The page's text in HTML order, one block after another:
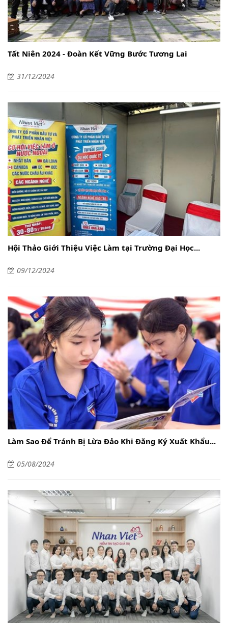
Tất Niên 2024 - Đoàn Kết Vững Bước Tương Lai
31/12/2024
Hội Thảo Giới Thiệu Việc Làm tại Trường Đại Học...
09/12/2024
Làm Sao Để Tránh Bị Lừa Đảo Khi Đăng Ký Xuất Khẩu...
05/08/2024